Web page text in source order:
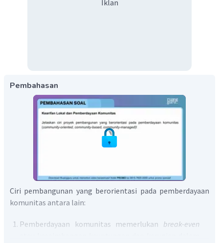
Iklan
Pembahasan
Ciri pembangunan yang berorientasi pada pemberdayaan
komunitas antara lain:
Pemberdayaan komunitas memerlukan break-even